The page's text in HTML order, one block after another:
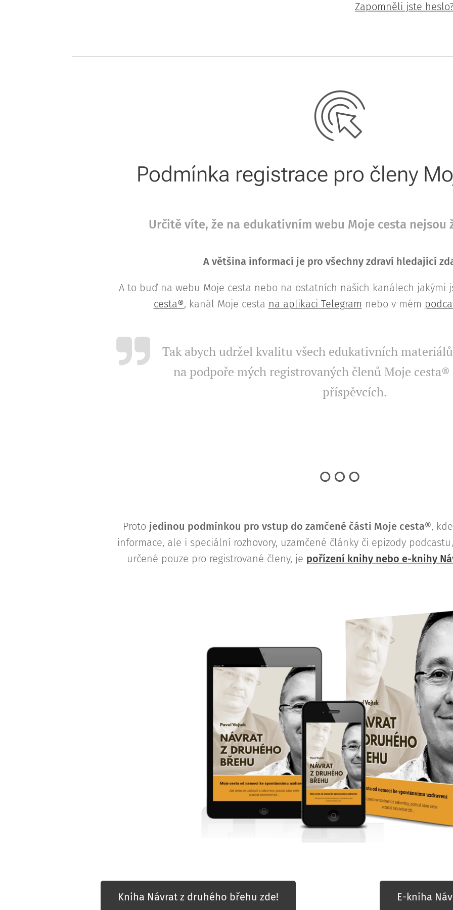
Zapomněli jste heslo?
Podmínka registrace pro členy
Určitě víte, že na edukativním webu Moje cesta nejsou
A většina informací je pro všechny zdraví hledající
A to buď na webu Moje cesta nebo na ostatních našich kanálech jakými
cesta®, kanál Moje cesta na aplikaci Telegram nebo v mém
Tak abych udržel kvalitu všech edukativních
na podpoře mých registrovaných členů Moje
příspěvcích.
Proto jedinou podmínkou pro vstup do zamčené části Moje cesta®,
informace, ale i speciální rozhovory, uzamčené články či epizody
určené pouze pro registrované členy, je pořízení knihy nebo e-knihy
Kniha Návrat z druhého břehu zde! E-kniha